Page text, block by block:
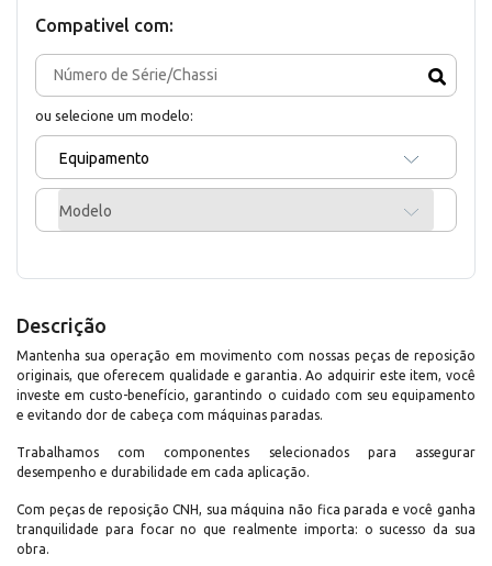
Compativel com:
ou selecione um modelo:
Equipamento
Modelo
Descrição
Mantenha sua operação em movimento com nossas peças de reposição
originais, que oferecem qualidade e garantia. Ao adquirir este item, você
investe em custo-benefício, garantindo o cuidado com seu equipamento
e evitando dor de cabeça com máquinas paradas.
Trabalhamos com componentes selecionados para assegurar
desempenho e durabilidade em cada aplicação.
Com peças de reposição CNH, sua máquina não fica parada e você ganha
tranquilidade para focar no que realmente importa: o sucesso da sua
obra.